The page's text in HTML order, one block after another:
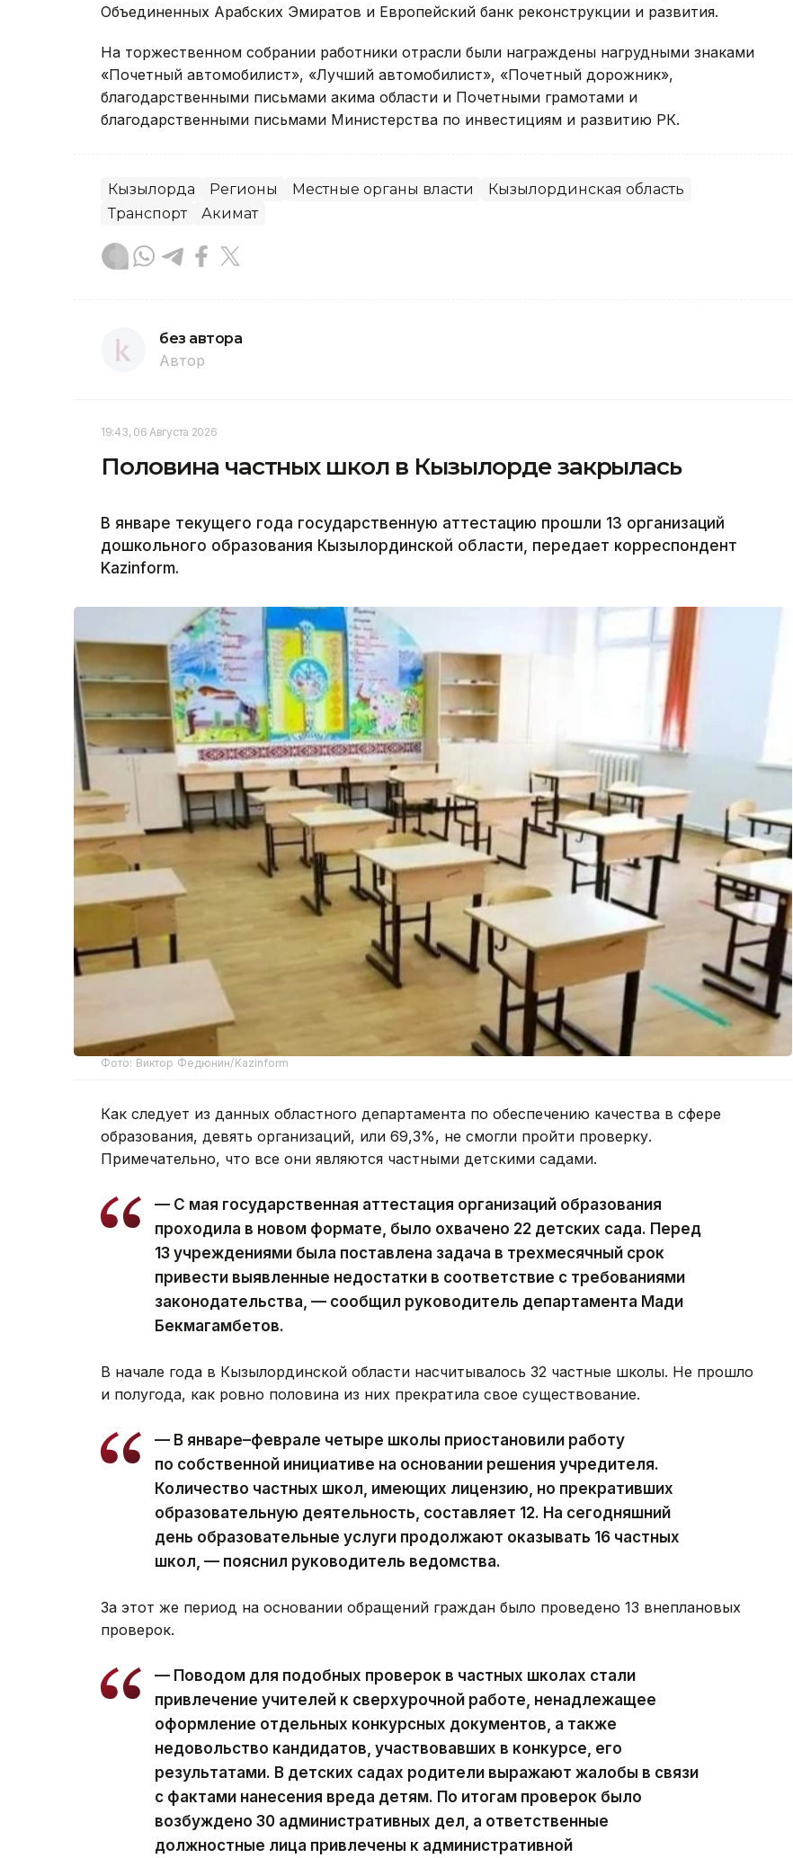
Объединенных Арабских Эмиратов и Европейский банк реконструкции и развития.
На торжественном собрании работники отрасли были награждены нагрудными знаками
«Почетный автомобилист», «Лучший автомобилист», «Почетный дорожник»,
благодарственными письмами акима области и Почетными грамотами и
благодарственными письмами Министерства по инвестициям и развитию РК.
Кызылорда Регионы Местные органы власти
Кызылординская область
Транспорт
Акимат
без автора
Автор
19:43, 06 Августа 2026
Половина частных школ в Кызылорде закрылась
В январе текущего года государственную аттестацию прошли 13 организаций
дошкольного образования Кызылординской области, передает корреспондент
Kazinform.
Фото: Виктор Федюнин/Kazinform
Как следует из данных областного департамента по обеспечению качества в сфере
образования, девять организаций, или 69,3%, не смогли пройти проверку.
Примечательно, что все они являются частными детскими садами.
— С мая государственная аттестация организаций образования
проходила в новом формате, было охвачено 22 детских сада. Перед
13 учреждениями была поставлена задача в трехмесячный срок
привести выявленные недостатки в соответствие с требованиями
законодательства, — сообщил руководитель департамента Мади
Бекмагамбетов.
В начале года в Кызылординской области насчитывалось 32 частные школы. Не прошло
и полугода, как ровно половина из них прекратила свое существование.
— В январе–феврале четыре школы приостановили работу
по собственной инициативе на основании решения учредителя.
Количество частных школ, имеющих лицензию, но прекративших
образовательную деятельность, составляет 12. На сегодняшний
день образовательные услуги продолжают оказывать 16 частных
школ, — пояснил руководитель ведомства.
За этот же период на основании обращений граждан было проведено 13 внеплановых
проверок.
— Поводом для подобных проверок в частных школах стали
привлечение учителей к сверхурочной работе, ненадлежащее
оформление отдельных конкурсных документов, а также
недовольство кандидатов, участвовавших в конкурсе, его
результатами. В детских садах родители выражают жалобы в связи
с фактами нанесения вреда детям. По итогам проверок было
возбуждено 30 административных дел, а ответственные
должностные лица привлечены к административной